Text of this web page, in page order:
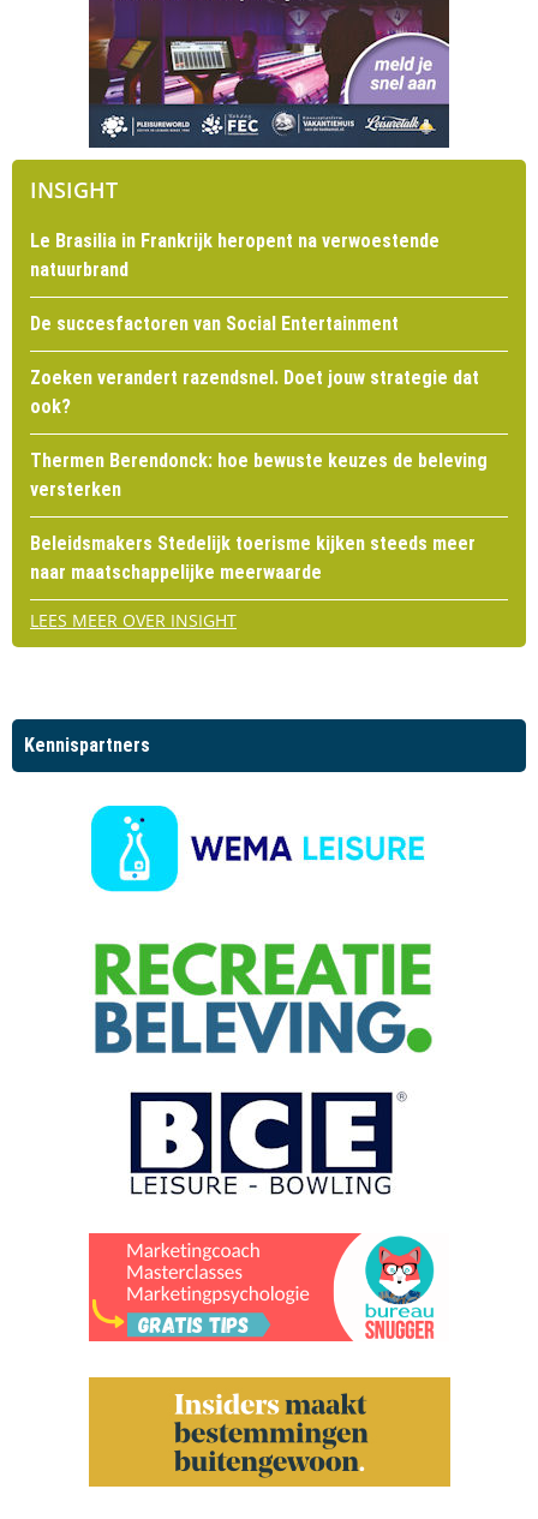
INSIGHT
Le Brasilia in Frankrijk heropent na verwoestende
natuurbrand
De succesfactoren van Social Entertainment
Zoeken verandert razendsnel. Doet jouw strategie dat
ook?
Thermen Berendonck: hoe bewuste keuzes de beleving
versterken
Beleidsmakers Stedelijk toerisme kijken steeds meer
naar maatschappelijke meerwaarde
LEES MEER OVER INSIGHT
Kennispartners